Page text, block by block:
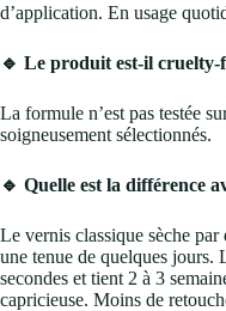
d’application. En usage
🔹 Le produit est-il cruelty-
La formule n’est pas testée
soigneusement sélectionnés.
🔹 Quelle est la différence
Le vernis classique sèche
une tenue de quelques
secondes et tient 2 à 3
capricieuse. Moins de